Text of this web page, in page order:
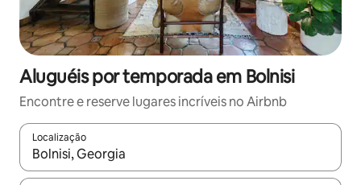
Aluguéis por temporada em Bolnisi
Encontre e reserve lugares incríveis no Airbnb
Localização
Quando os resultados estiverem disponíveis, explore-os